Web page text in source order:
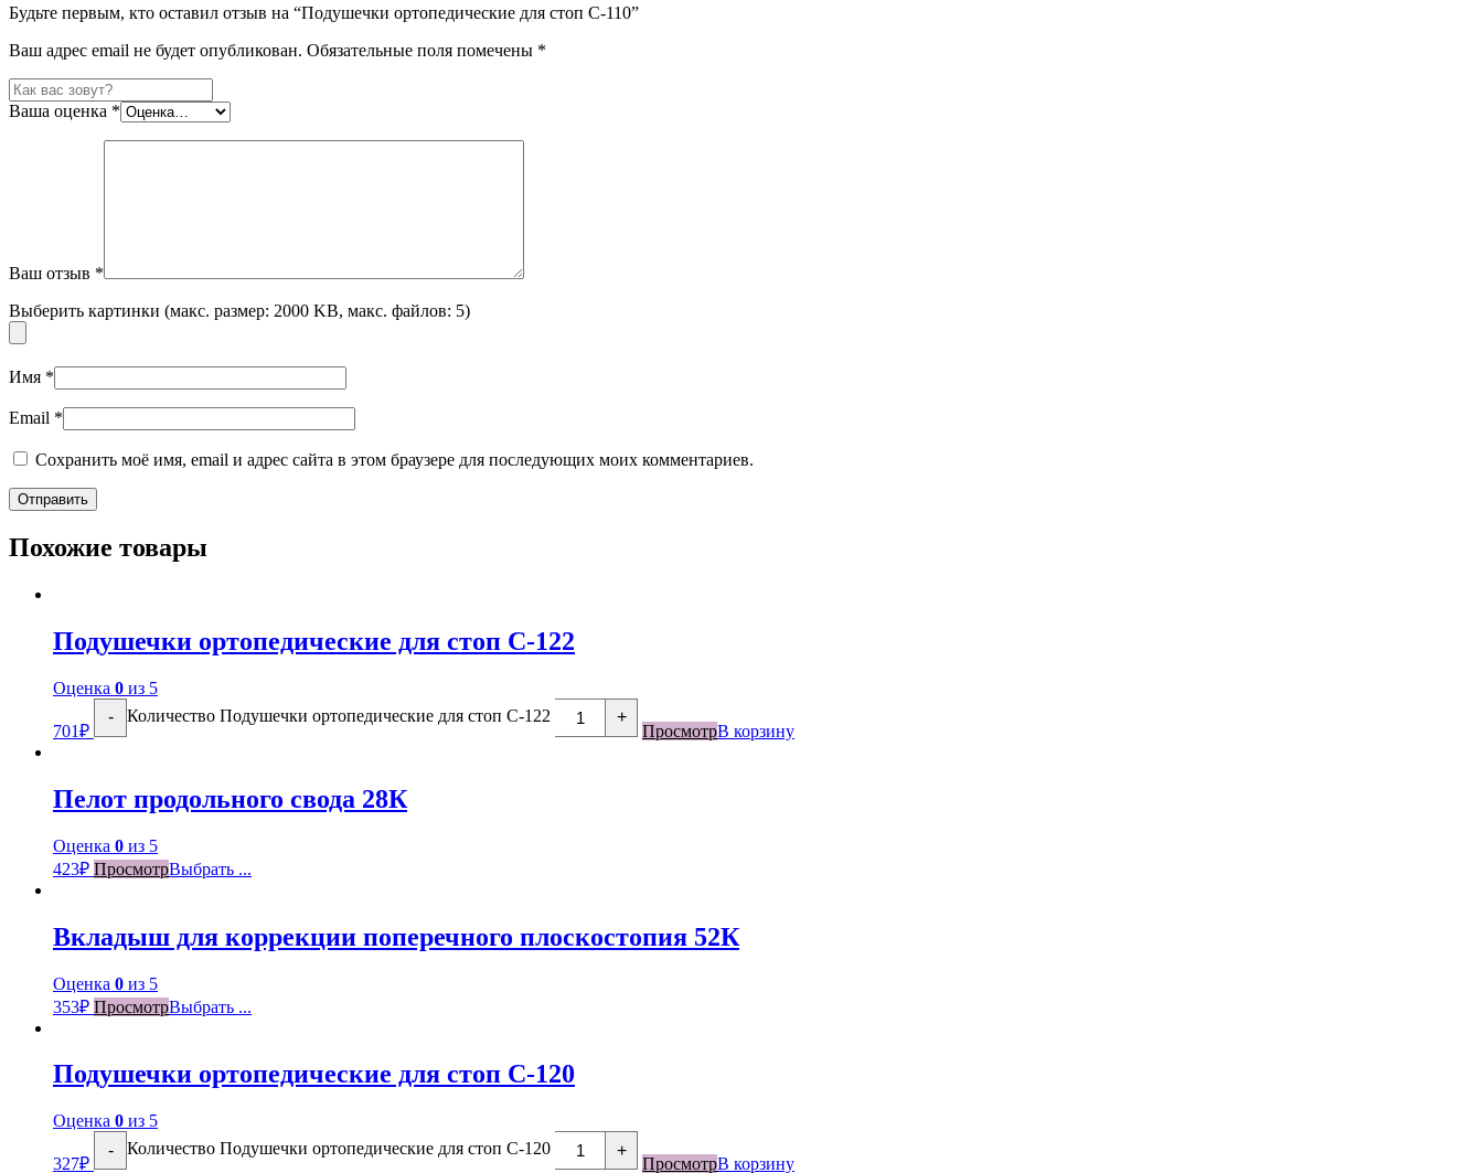
Будьте первым, кто оставил отзыв на “Подушечки ортопедические для стоп С-110”
Ваш адрес email не будет опубликован. Обязательные поля помечены *
Ваша оценка *
Ваш отзыв *
Выберить картинки (макс. размер: 2000 KB, макс. файлов: 5)
Имя *
Email *
Сохранить моё имя, email и адрес сайта в этом браузере для последующих моих комментариев.
Похожие товары
Подушечки ортопедические для стоп С-122
Оценка 0 из 5
701₽
- Количество Подушечки ортопедические для стоп С-122 +
ПросмотрВ корзину
Пелот продольного свода 28К
Оценка 0 из 5
423₽ ПросмотрВыбрать ...
Вкладыш для коррекции поперечного плоскостопия 52К
Оценка 0 из 5
353₽ ПросмотрВыбрать ...
Подушечки ортопедические для стоп С-120
Оценка 0 из 5
327₽
- Количество Подушечки ортопедические для стоп С-120 +
ПросмотрВ корзину